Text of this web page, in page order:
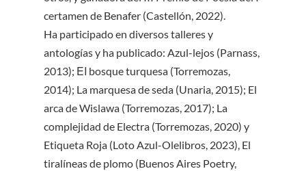
certamen de Benafer (Castellón, 2022).
Ha participado en diversos talleres y
antologías y ha publicado: Azul-lejos (Parnass,
2013); ΕΙ bosque turquesa (Torremozas,
2014); La marquesa de seda (Unaria, 2015); El
arca de Wislawa (Torremozas, 2017); La
complejidad de Electra (Torremozas, 2020) y
Etiqueta Roja (Loto Azul-Olelibros, 2023), El
tiralíneas de plomo (Buenos Aires Poetry,